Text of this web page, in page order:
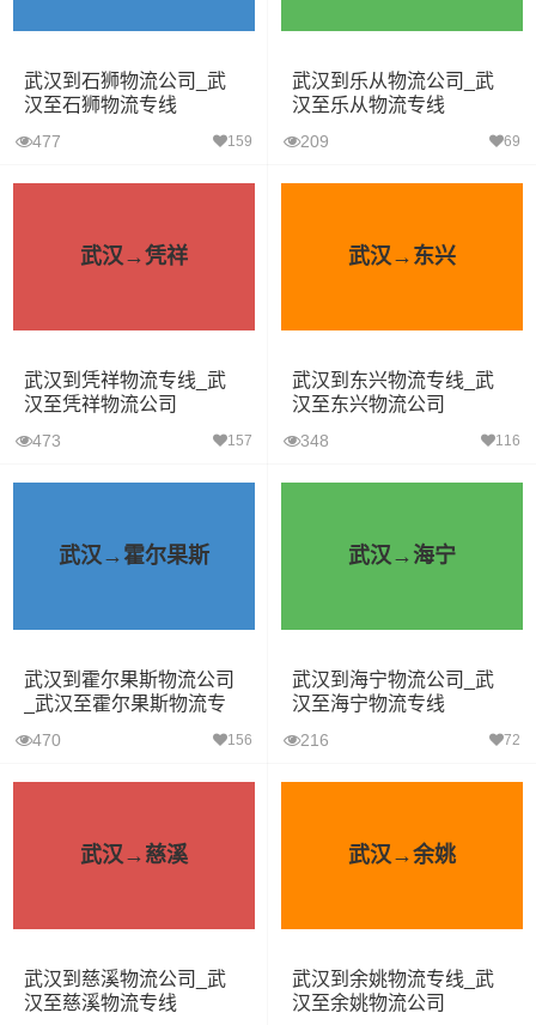
武汉到石狮物流公司_武
汉至石狮物流专线
477 159
武汉到乐从物流公司_武
汉至乐从物流专线
209 69
武汉→凭祥
武汉到凭祥物流专线_武
汉至凭祥物流公司
473 157
武汉→东兴
武汉到东兴物流专线_武
汉至东兴物流公司
348 116
武汉→霍尔果斯
武汉到霍尔果斯物流公司
_武汉至霍尔果斯物流专
470 156
武汉→海宁
武汉到海宁物流公司_武
汉至海宁物流专线
216 72
武汉→慈溪
武汉到慈溪物流公司_武
汉至慈溪物流专线
武汉→余姚
武汉到余姚物流专线_武
汉至余姚物流公司